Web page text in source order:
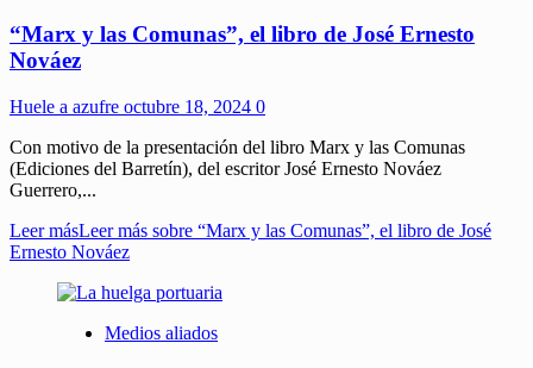
“Marx y las Comunas”, el libro de José Ernesto
Nováez
Huele a azufre octubre 18, 2024 0
Con motivo de la presentación del libro Marx y las Comunas
(Ediciones del Barretín), del escritor José Ernesto Nováez
Guerrero,...
Leer másLeer más sobre “Marx y las Comunas”, el libro de José
Ernesto Nováez
Medios aliados